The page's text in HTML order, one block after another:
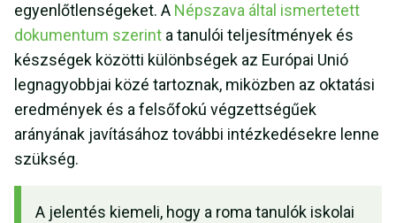
egyenlőtlenségeket. A Népszava által ismertetett
dokumentum szerint a tanulói teljesítmények és
készségek közötti különbségek az Európai Unió
legnagyobbjai közé tartoznak, miközben az oktatási
eredmények és a felsőfokú végzettségűek
arányának javításához további intézkedésekre lenne
szükség.
A jelentés kiemeli, hogy a roma tanulók iskolai